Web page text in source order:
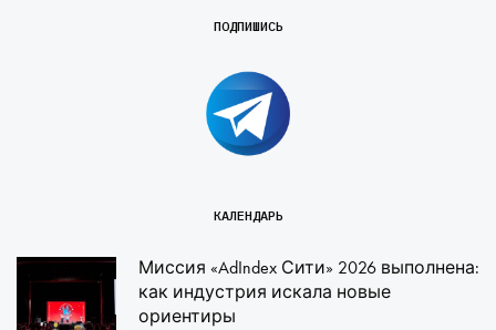
ПОДПИШИСЬ
КАЛЕНДАРЬ
Миссия «AdIndex Сити» 2026 выполнена:
как индустрия искала новые
ориентиры